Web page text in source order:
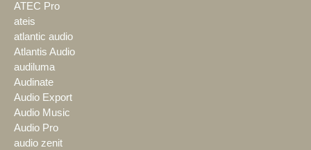
ATEC Pro
ateis
atlantic audio
Atlantis Audio
audiluma
Audinate
Audio Export
Audio Music
Audio Pro
audio zenit